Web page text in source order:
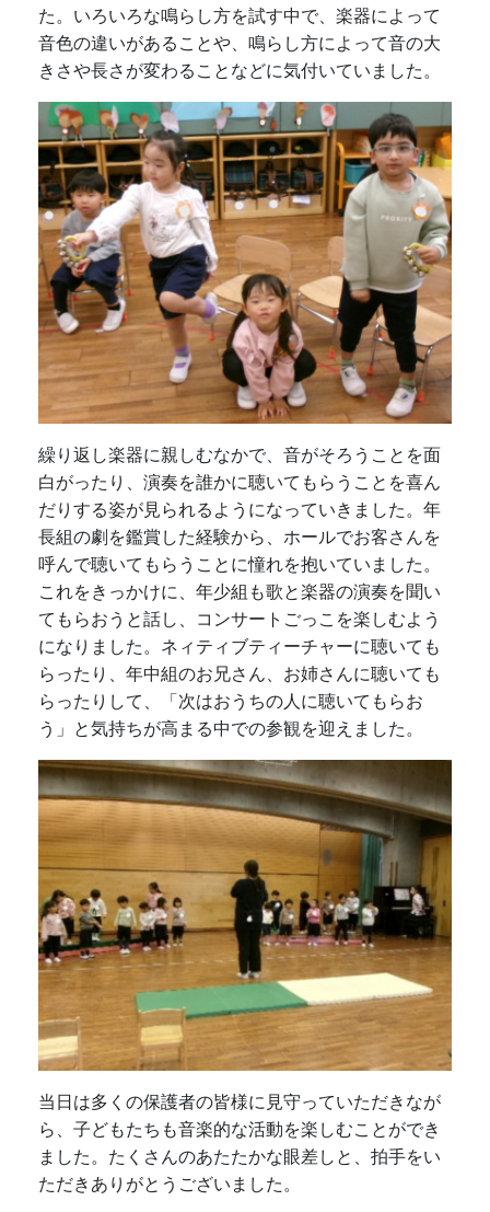
た。いろいろな鳴らし方を試す中で、楽器によって
音色の違いがあることや、鳴らし方によって音の大
きさや長さが変わることなどに気付いていました。
繰り返し楽器に親しむなかで、音がそろうことを面
白がったり、演奏を誰かに聴いてもらうことを喜ん
だりする姿が見られるようになっていきました。年
長組の劇を鑑賞した経験から、ホールでお客さんを
呼んで聴いてもらうことに憧れを抱いていました。
これをきっかけに、年少組も歌と楽器の演奏を聞い
てもらおうと話し、コンサートごっこを楽しむよう
になりました。ネィティブティーチャーに聴いても
らったり、年中組のお兄さん、お姉さんに聴いても
らったりして、「次はおうちの人に聴いてもらお
う」と気持ちが高まる中での参観を迎えました。
当日は多くの保護者の皆様に見守っていただきなが
ら、子どもたちも音楽的な活動を楽しむことができ
ました。たくさんのあたたかな眼差しと、拍手をい
ただきありがとうございました。